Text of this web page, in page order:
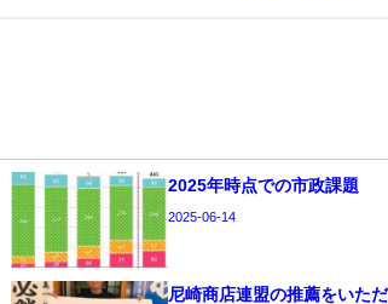
2025年時点での市政課題
2025-06-14
尼崎商店連盟の推薦をいた